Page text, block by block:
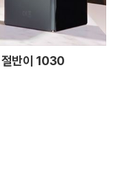
반이 1030